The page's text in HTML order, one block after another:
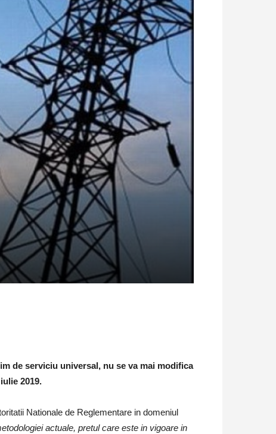
de serviciu universal, nu se va mai modifica
2019.
Nationale de Reglementare in domeniul
actuale, pretul care este in vigoare in